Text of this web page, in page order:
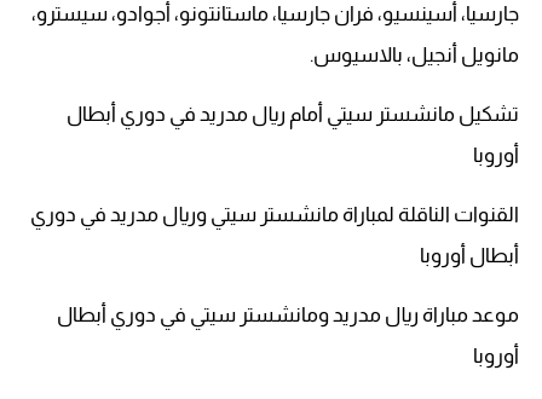
جارسيا، أسينسيو، فران جارسيا، ماستانتونو، أجوادو، سيسترو،
مانويل أنجيل، بالاسيوس.
تشكيل مانشستر سيتي أمام ريال مدريد في دوري أبطال
أوروبا
القنوات الناقلة لمباراة مانشستر سيتي وريال مدريد في دوري
أبطال أوروبا
موعد مباراة ريال مدريد ومانشستر سيتي في دوري أبطال
أوروبا